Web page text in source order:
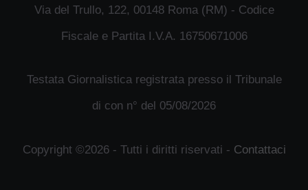
Via del Trullo, 122, 00148 Roma (RM) - Codice
Fiscale e Partita I.V.A. 16750671006
Testata Giornalistica registrata presso il Tribunale
di con n° del 05/08/2026
Copyright ©2026 - Tutti i diritti riservati - Contattaci